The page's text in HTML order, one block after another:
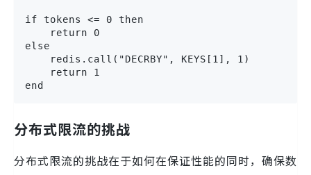
if tokens <= 0 then
    return 0
else
    redis.call("DECRBY", KEYS[1], 1)
    return 1
end
分布式限流的挑战
分布式限流的挑战在于如何在保证性能的同时，确保数